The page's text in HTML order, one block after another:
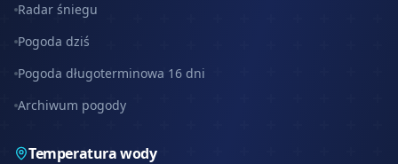
Radar śniegu
Pogoda dziś
Pogoda długoterminowa 16 dni
Archiwum pogody
Temperatura wody